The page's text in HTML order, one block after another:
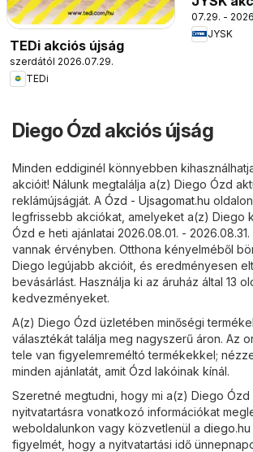
TEDi akciós újság
szerdától 2026.07.29.
TEDi
07.29. -
JYSK
Diego Ózd akciós újság
Minden eddiginél könnyebben
akcióit! Nálunk megtalálja a(z) Diego Ózd
reklámújságját. A Ózd - Ujsagomat.hu
legfrissebb akciókat, amelyeket a(z) Diego
Ózd e heti ajánlatai 2026.08.01. -
vannak érvényben. Otthona kényelméből
Diego legújabb akcióit, és eredményesen
bevásárlást. Használja ki az áruház által 13
kedvezményeket.
A(z) Diego Ózd üzletében minőségi
választékát találja meg nagyszerű áron. Az
tele van figyelemreméltó termékekkel;
minden ajánlatát, amit Ózd lakóinak kínál.
Szeretné megtudni, hogy mi a(z) Diego Ózd
nyitvatartásra vonatkozó információkat
weboldalunkon vagy közvetlenül a diego.hu
figyelmét, hogy a nyitvatartási idő